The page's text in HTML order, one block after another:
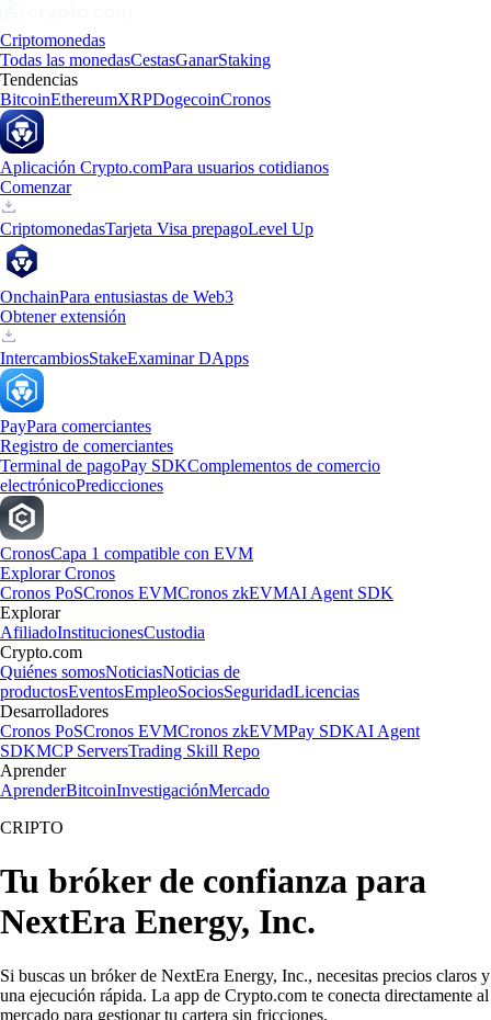
Criptomonedas
Todas las monedasCestasGanarStaking
Tendencias
BitcoinEthereumXRPDogecoinCronos
Aplicación Crypto.comPara usuarios cotidianos
Comenzar
CriptomonedasTarjeta Visa prepagoLevel Up
OnchainPara entusiastas de Web3
Obtener extensión
IntercambiosStakeExaminar DApps
PayPara comerciantes
Registro de comerciantes
Terminal de pagoPay SDKComplementos de comercio
electrónicoPredicciones
CronosCapa 1 compatible con EVM
Explorar Cronos
Cronos PoSCronos EVMCronos zkEVMAI Agent SDK
Explorar
AfiliadoInstitucionesCustodia
Crypto.com
Quiénes somosNoticiasNoticias de
productosEventosEmpleoSociosSeguridadLicencias
Desarrolladores
Cronos PoSCronos EVMCronos zkEVMPay SDKAI Agent
SDKMCP ServersTrading Skill Repo
Aprender
AprenderBitcoinInvestigaciónMercado
CRIPTO
Tu bróker de confianza para
NextEra Energy, Inc.
Si buscas un bróker de NextEra Energy, Inc., necesitas precios claros y
una ejecución rápida. La app de Crypto.com te conecta directamente al
mercado para gestionar tu cartera sin fricciones.